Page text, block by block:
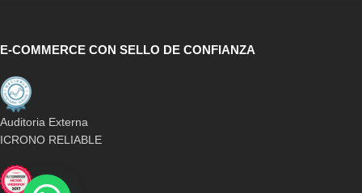
E-COMMERCE CON SELLO DE CONFIANZA
Auditoria Externa
ICRONO RELIABLE